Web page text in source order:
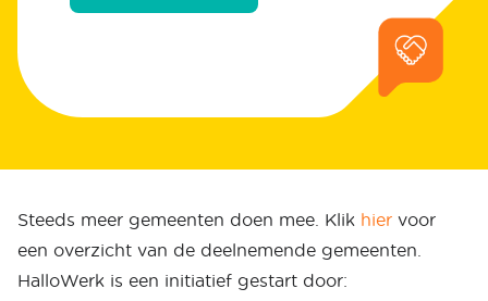
Steeds meer gemeenten doen mee. Klik hier voor
een overzicht van de deelnemende gemeenten.
HalloWerk is een initiatief gestart door: